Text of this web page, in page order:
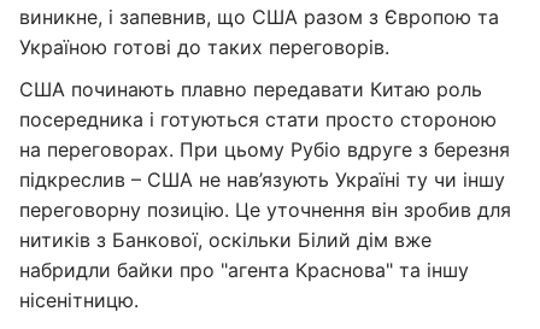
виникне, і запевнив, що США разом з Європою та
Україною готові до таких переговорів.
США починають плавно передавати Китаю роль
посередника і готуються стати просто стороною
на переговорах. При цьому Рубіо вдруге з березня
підкреслив – США не нав’язують Україні ту чи іншу
переговорну позицію. Це уточнення він зробив для
нитиків з Банкової, оскільки Білий дім вже
набридли байки про "агента Краснова" та іншу
нісенітницю.